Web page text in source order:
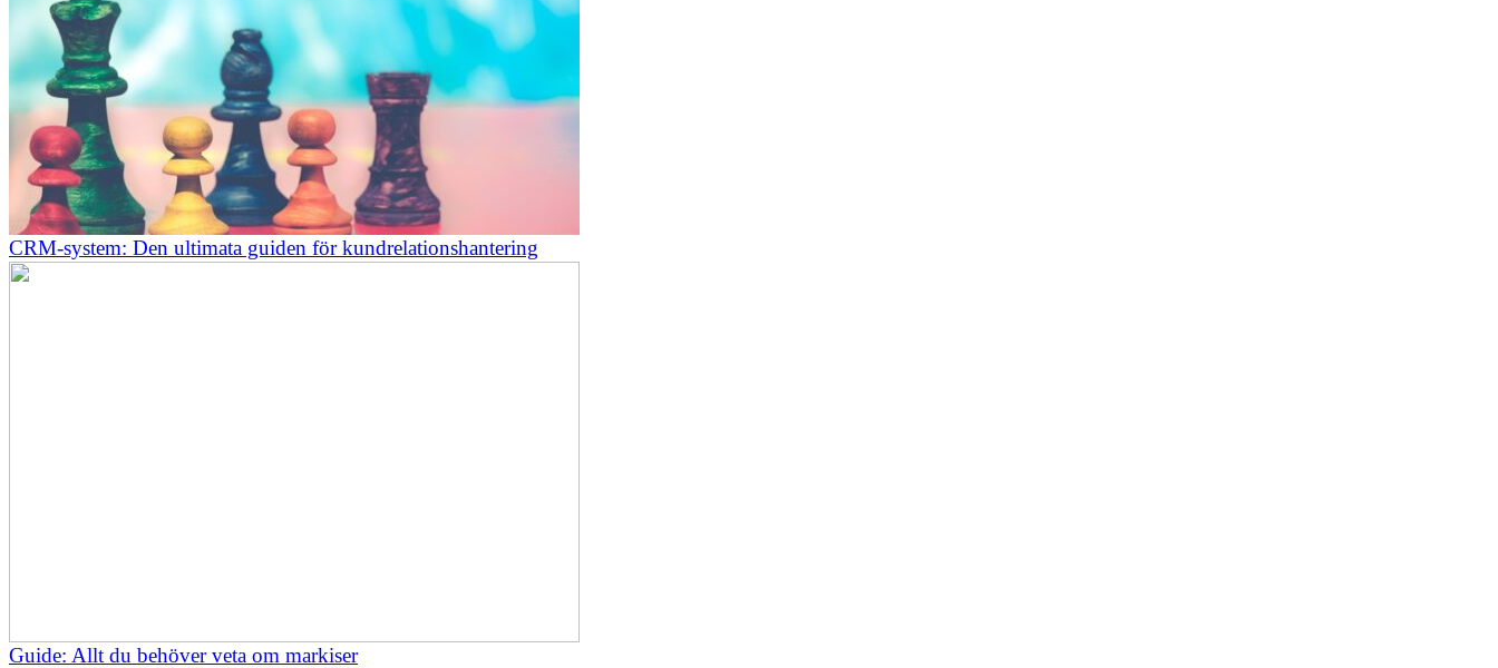
CRM-system: Den ultimata guiden för kundrelationshantering
Guide: Allt du behöver veta om markiser